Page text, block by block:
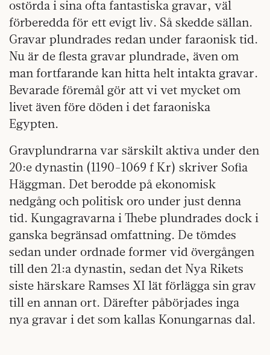
ostörda i sina ofta fantastiska gravar, väl
förberedda för ett evigt liv. Så skedde sällan.
Gravar plundrades redan under faraonisk tid.
Nu är de flesta gravar plundrade, även om
man fortfarande kan hitta helt intakta gravar.
Bevarade föremål gör att vi vet mycket om
livet även före döden i det faraoniska
Egypten.
Gravplundrarna var särskilt aktiva under den
20:e dynastin (1190-1069 f Kr) skriver Sofia
Häggman. Det berodde på ekonomisk
nedgång och politisk oro under just denna
tid. Kungagravarna i Thebe plundrades dock i
ganska begränsad omfattning. De tömdes
sedan under ordnade former vid övergången
till den 21:a dynastin, sedan det Nya Rikets
siste härskare Ramses XI lät förlägga sin grav
till en annan ort. Därefter påbörjades inga
nya gravar i det som kallas Konungarnas dal.